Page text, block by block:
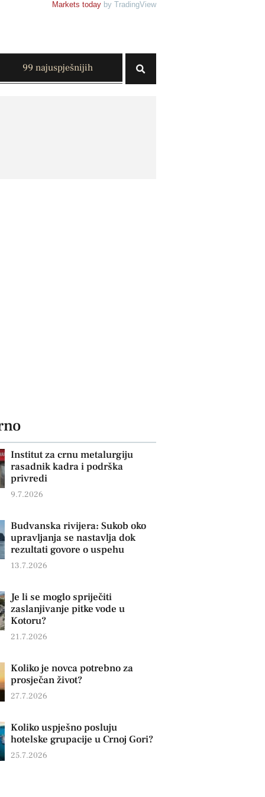
Markets today by TradingView
99 najuspješnijih
Institut za crnu metalurgiju
rasadnik kadra i podrška
privredi
9.7.2026
Budvanska rivijera: Sukob oko
upravljanja se nastavlja dok
rezultati govore o uspehu
13.7.2026
Je li se moglo spriječiti
zaslanjivanje pitke vode u
Kotoru?
21.7.2026
Koliko je novca potrebno za
prosječan život?
27.7.2026
Koliko uspješno posluju
hotelske grupacije u Crnoj Gori?
25.7.2026